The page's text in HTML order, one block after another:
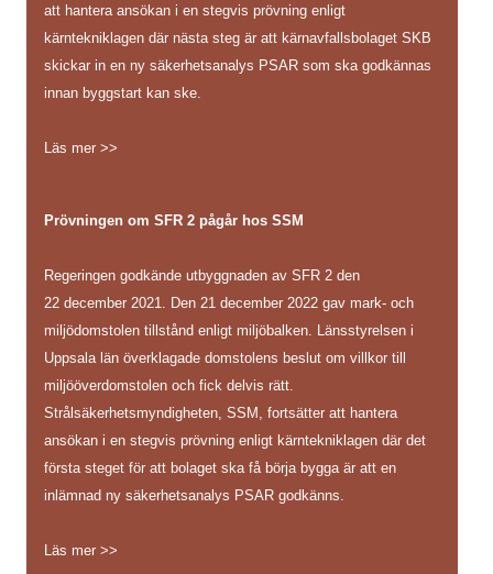
att hantera ansökan i en stegvis prövning enligt
kärntekniklagen där nästa steg är att kärnavfallsbolaget SKB
skickar in en ny säkerhetsanalys PSAR som ska godkännas
innan byggstart kan ske.
Läs mer >>
Prövningen om SFR 2 pågår hos SSM
Regeringen godkände utbyggnaden av SFR 2 den
22 december 2021. Den 21 december 2022 gav mark- och
miljödomstolen tillstånd enligt miljöbalken. Länsstyrelsen i
Uppsala län överklagade domstolens beslut om villkor till
miljööverdomstolen och fick delvis rätt.
Strålsäkerhetsmyndigheten, SSM, fortsätter att hantera
ansökan i en stegvis prövning enligt kärntekniklagen där det
första steget för att bolaget ska få börja bygga är att en
inlämnad ny säkerhetsanalys PSAR godkänns.
Läs mer >>